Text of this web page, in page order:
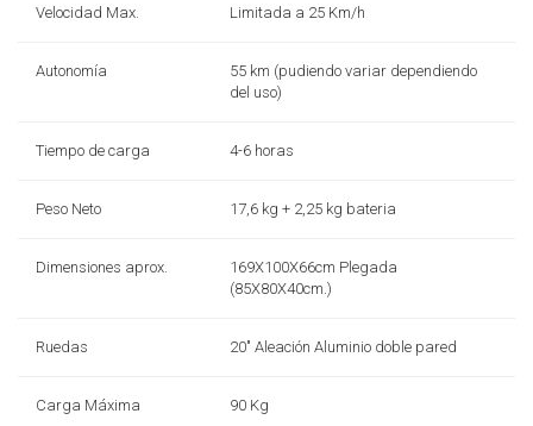
Velocidad Max. Limitada a 25 Km/h
Autonomía
55 km (pudiendo variar dependiendo
del uso)
Tiempo de carga 4-6 horas
Peso Neto 17,6 kg + 2,25 kg bateria
Dimensiones aprox.
169X100X66cm Plegada
(85X80X40cm.)
Ruedas 20″ Aleación Aluminio doble pared
Carga Máxima 90 Kg